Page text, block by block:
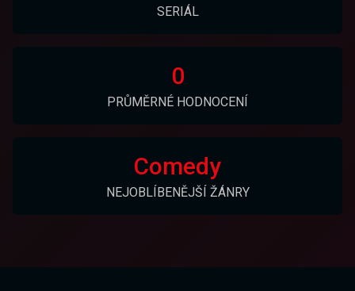
SERIÁL
0
PRŮMĚRNÉ HODNOCENÍ
Comedy
NEJOBLÍBENĚJŠÍ ŽÁNRY